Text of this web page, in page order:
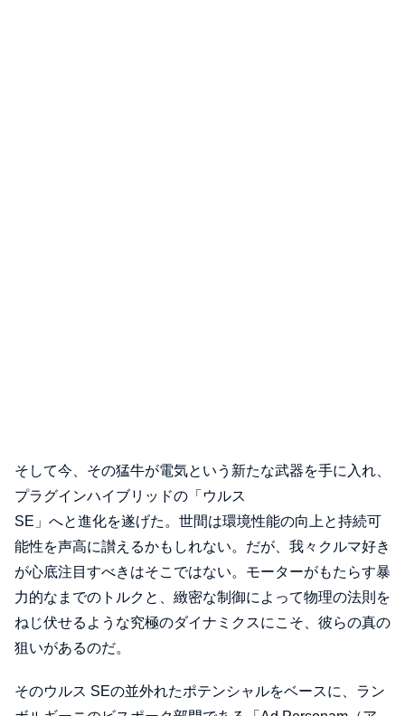
そして今、その猛牛が電気という新たな武器を手に入れ、
プラグインハイブリッドの「ウルス
SE」へと進化を遂げた。世間は環境性能の向上と持続可
能性を声高に讃えるかもしれない。だが、我々クルマ好き
が心底注目すべきはそこではない。モーターがもたらす暴
力的なまでのトルクと、緻密な制御によって物理の法則を
ねじ伏せるような究極のダイナミクスにこそ、彼らの真の
狙いがあるのだ。
そのウルス SEの並外れたポテンシャルをベースに、ラン